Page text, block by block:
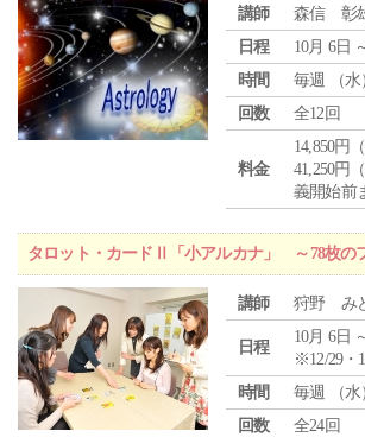
講師
森信 彰
日程
10月 6日
時間
毎週 （水
回数
全12回
料金
14,850円
41,250円
義開始前
タロット・カードⅡ「小アルカナ」 ～78枚の
講師 狩野 み
日程
10月 6日
※12/29・
時間
毎週 （水
回数
全24回